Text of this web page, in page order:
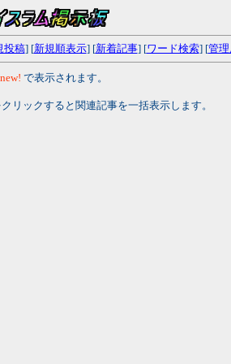
投稿] [新規順表示] [新着記事] [ワード検索] [管理
new! で表示されます。
リックすると関連記事を一括表示します。